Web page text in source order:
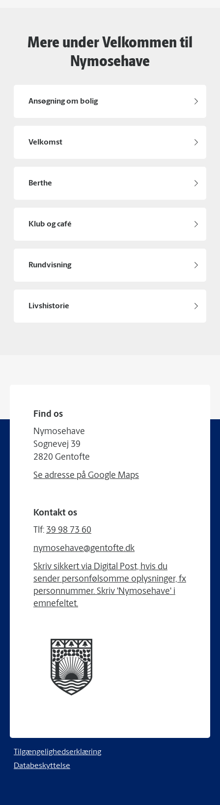
Mere under Velkommen til
Nymosehave
Ansøgning om bolig
Velkomst
Berthe
Klub og café
Rundvisning
Livshistorie
Find os
Nymosehave
Sognevej 39
2820 Gentofte
Se adresse på Google Maps
Kontakt os
Tlf: 39 98 73 60
nymosehave@gentofte.dk
Skriv sikkert via Digital Post, hvis du
sender personfølsomme oplysninger, fx
personnummer. Skriv 'Nymosehave' i
emnefeltet.
Tilgængelighedserklæring
Databeskyttelse